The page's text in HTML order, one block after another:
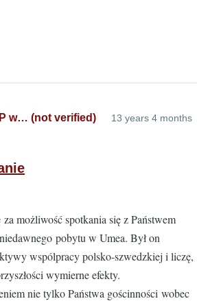
w… (not verified)
13 years 4 months
możliwość spotkania się z Państwem
pobytu w Umea. Był on
wspólpracy polsko-szwedzkiej i liczę,
wymierne efekty.
nie tylko Państwa gościnności wobec